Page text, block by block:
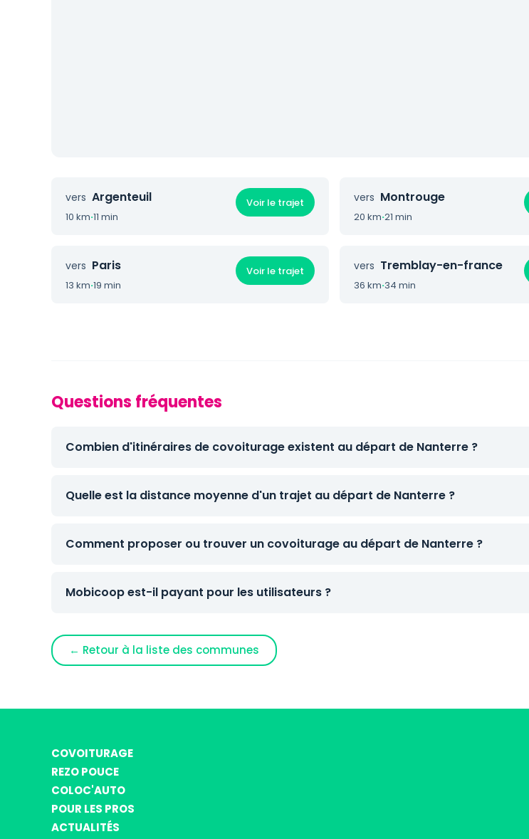
vers Argenteuil
10 km·11 min
Voir le trajet vers Montrouge
20 km·21 min
vers Paris
13 km·19 min
Voir le trajet vers Tremblay-en-france
36 km·34 min
Questions fréquentes
Combien d'itinéraires de covoiturage existent au départ de Nanterre ?
Quelle est la distance moyenne d'un trajet au départ de Nanterre ?
Comment proposer ou trouver un covoiturage au départ de Nanterre ?
Mobicoop est-il payant pour les utilisateurs ?
← Retour à la liste des communes
COVOITURAGE
REZO POUCE
COLOC'AUTO
POUR LES PROS
ACTUALITÉS